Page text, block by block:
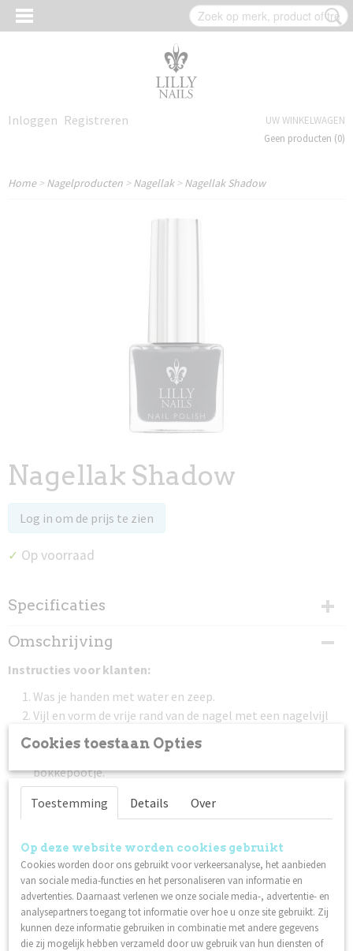
Inloggen Registreren
UW WINKELWAGEN
Geen producten (0)
Home>Nagelproducten >Nagellak>Nagellak Shadow
Nagellak Shadow
Log in om de prijs te zien
✓ Op voorraad
Specificaties
Productcode
97021
Omschrijving
Instructies voor klanten:
Was je handen met water en zeep.
Vijl en vorm de vrije rand van de nagel met een nagelvijl
met 240 grit.
Duw de nagelriem voorzichting terug met een (metalen)
bokkepootje.
Maak de nagelplaat schoon met Scrub. Zorg ervoor dat je
de nagelplaat na deze stap niet aanraakt.
minuten drogen.
Breng een dunne laag Lilli Nails Nagellak naar keuze aan.
Laat 2 - 3 minuten drogen. Herhaal deze stap nog een
keer voor het beste resultaat.
Werk af met een dunne laag Nagellak Top Coat. Laat 1
minuut drogen. Een extra laag topcoat zorgt voor een
Cookies toestaan Opties
Toestemming Details Over
Op deze website worden cookies gebruikt
Cookies worden door ons gebruikt voor verkeersanalyse, het aanbieden
van sociale media-functies en het personaliseren van informatie en
advertenties. Daarnaast verlenen we onze sociale media-, advertentie- en
analysepartners toegang tot informatie over hoe u onze site gebruikt. Zij
kunnen deze informatie gebruiken in combinatie met andere gegevens
die zij mogelijk hebben verzameld door uw gebruik van hun diensten of